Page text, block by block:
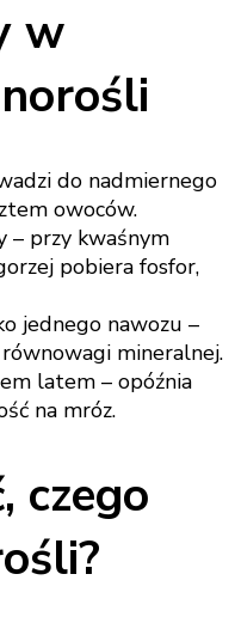
w
do nadmiernego
owoców.
– przy kwaśnym
pobiera fosfor,
jednego nawozu –
mineralnej.
latem – opóźnia
na mróz.
czego